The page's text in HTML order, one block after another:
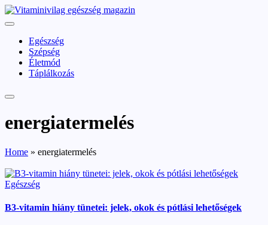
Skip
to
Vitaminivilág:
szépség
Egészség
Szépség
Életmód
Táplálkozás
energiatermelés
Home » energiatermelés
Posted
Egészség
B3-vitamin hiány tünetei: jelek, okok és pótlási lehetőségek